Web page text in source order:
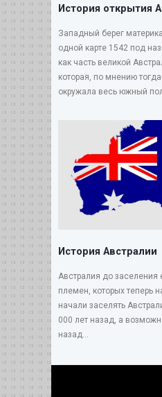
История открытия
Западный берег
одной карте 1542 под
как часть великой
которая, по мнению
окружала весь южный
История Австралии
Австралия до заселения
племен, которых теперь
начали заселять
000 лет назад, а
назад...